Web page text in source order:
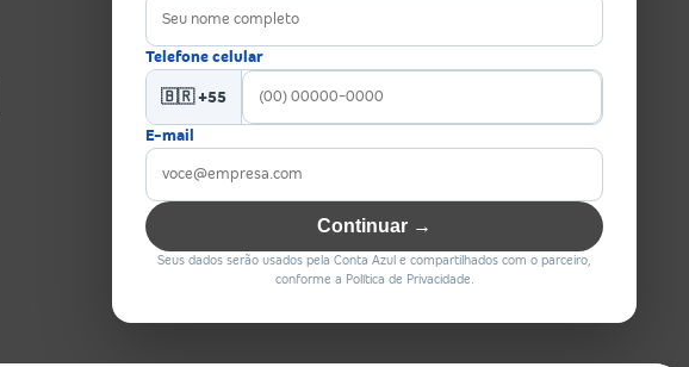
Telefone celular
🇧🇷 +55
E-mail
Continuar →
Seus dados serão usados pela Conta Azul e compartilhados com o parceiro,
conforme a Política de Privacidade.